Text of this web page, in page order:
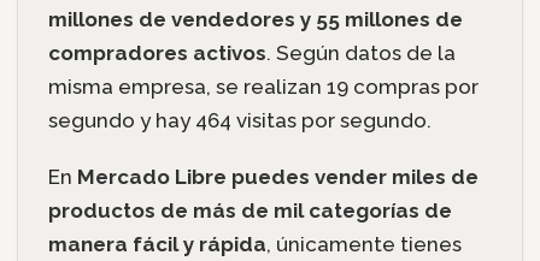
millones de vendedores y 55 millones de
compradores activos. Según datos de la
misma empresa, se realizan 19 compras por
segundo y hay 464 visitas por segundo.
En Mercado Libre puedes vender miles de
productos de más de mil categorías de
manera fácil y rápida, únicamente tienes